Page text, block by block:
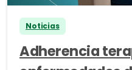
Noticias
Adherencia